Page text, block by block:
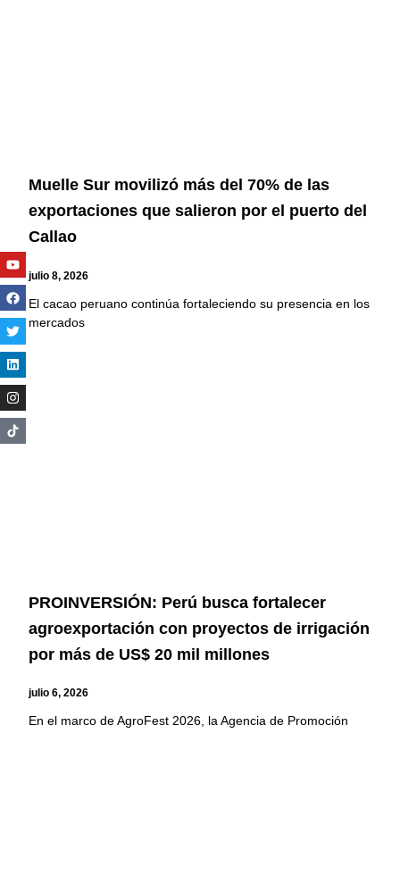
Muelle Sur movilizó más del 70% de las
exportaciones que salieron por el puerto del
Callao
julio 8, 2026
El cacao peruano continúa fortaleciendo su presencia en los
mercados
PROINVERSIÓN: Perú busca fortalecer
agroexportación con proyectos de irrigación
por más de US$ 20 mil millones
julio 6, 2026
En el marco de AgroFest 2026, la Agencia de Promoción
Youtube
Facebook
Twitter
Linkedin
Instagram